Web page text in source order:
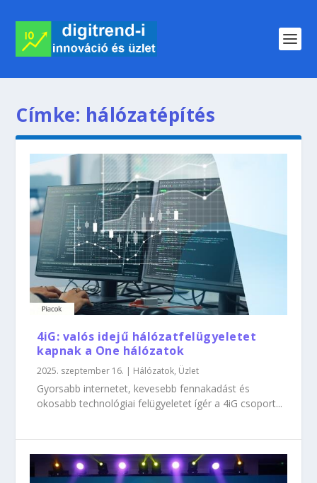
Címke: hálózatépítés
4iG: valós idejű hálózatfelügyeletet
kapnak a One hálózatok
2025. szeptember 16. | Hálózatok, Üzlet
Gyorsabb internetet, kevesebb fennakadást és
okosabb technológiai felügyeletet ígér a 4iG csoport...